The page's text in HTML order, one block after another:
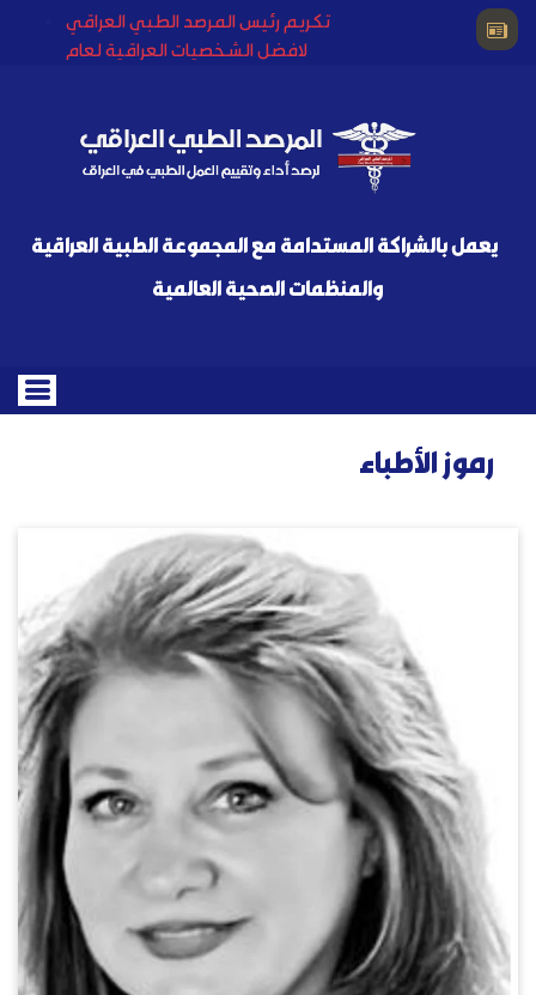
تكريم رئيس المرصد الطبي العراقي
لافضل الشخصيات العراقية لعام
عميد كلية طب بغداد يكرم الأستاذ
ستار السامر رئيس المرصد الطبي
مشروع الخلايا الجذعية في العراق
خبراء المرصد الطبي العراقي من
كبار الشخصيات الطبية العراقية
يعمل بالشراكة المستدامة مع المجموعة الطبية العراقية
والمنظمات الصحية العالمية
رموز الأطباء